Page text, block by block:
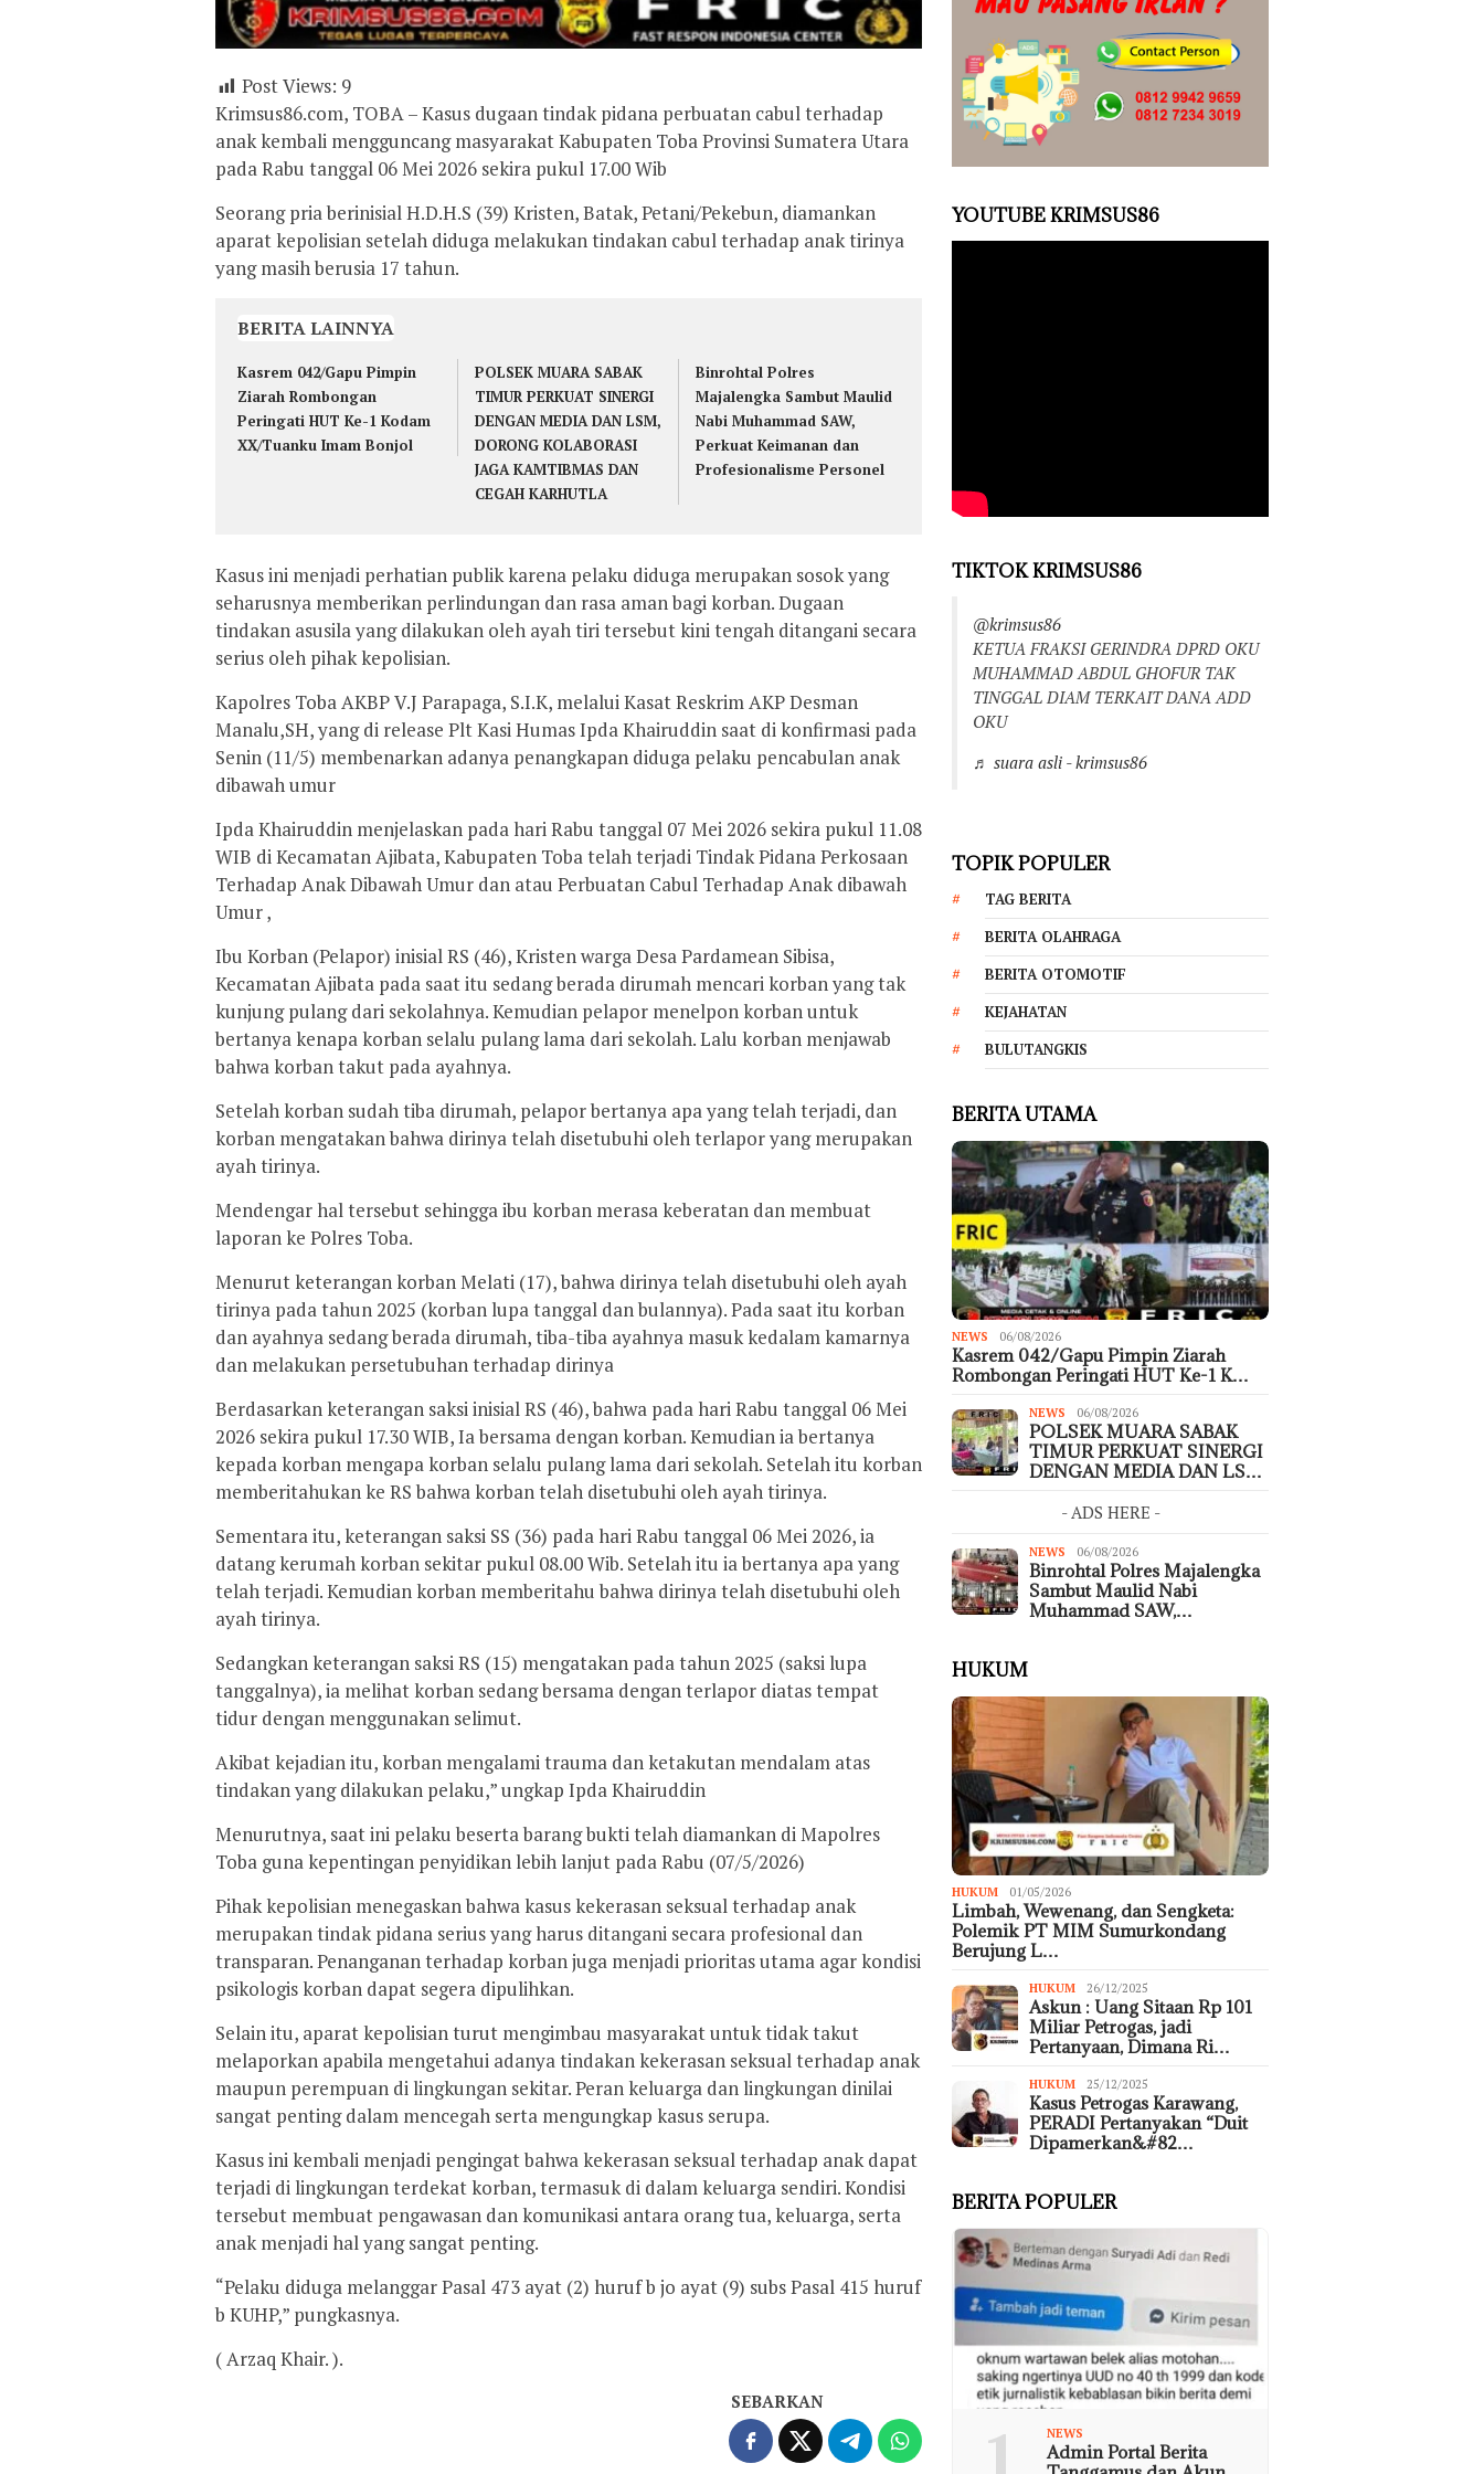
Post Views: 9
Krimsus86.com, TOBA – Kasus dugaan tindak pidana perbuatan cabul terhadap
anak kembali mengguncang masyarakat Kabupaten Toba Provinsi Sumatera Utara
pada Rabu tanggal 06 Mei 2026 sekira pukul 17.00 Wib
Seorang pria berinisial H.D.H.S (39) Kristen, Batak, Petani/Pekebun, diamankan
aparat kepolisian setelah diduga melakukan tindakan cabul terhadap anak tirinya
yang masih berusia 17 tahun.
BERITA LAINNYA
Kasrem 042/Gapu Pimpin
Ziarah Rombongan
Peringati HUT Ke-1 Kodam
XX/Tuanku Imam Bonjol
POLSEK MUARA SABAK
TIMUR PERKUAT SINERGI
DENGAN MEDIA DAN LSM,
DORONG KOLABORASI
JAGA KAMTIBMAS DAN
CEGAH KARHUTLA
Binrohtal Polres
Majalengka Sambut Maulid
Nabi Muhammad SAW,
Perkuat Keimanan dan
Profesionalisme Personel
Kasus ini menjadi perhatian publik karena pelaku diduga merupakan sosok yang
seharusnya memberikan perlindungan dan rasa aman bagi korban. Dugaan
tindakan asusila yang dilakukan oleh ayah tiri tersebut kini tengah ditangani secara
serius oleh pihak kepolisian.
Kapolres Toba AKBP V.J Parapaga, S.I.K, melalui Kasat Reskrim AKP Desman
Manalu,SH, yang di release Plt Kasi Humas Ipda Khairuddin saat di konfirmasi pada
Senin (11/5) membenarkan adanya penangkapan diduga pelaku pencabulan anak
dibawah umur
Ipda Khairuddin menjelaskan pada hari Rabu tanggal 07 Mei 2026 sekira pukul 11.08
WIB di Kecamatan Ajibata, Kabupaten Toba telah terjadi Tindak Pidana Perkosaan
Terhadap Anak Dibawah Umur dan atau Perbuatan Cabul Terhadap Anak dibawah
Umur ,
Ibu Korban (Pelapor) inisial RS (46), Kristen warga Desa Pardamean Sibisa,
Kecamatan Ajibata pada saat itu sedang berada dirumah mencari korban yang tak
kunjung pulang dari sekolahnya. Kemudian pelapor menelpon korban untuk
bertanya kenapa korban selalu pulang lama dari sekolah. Lalu korban menjawab
bahwa korban takut pada ayahnya.
Setelah korban sudah tiba dirumah, pelapor bertanya apa yang telah terjadi, dan
korban mengatakan bahwa dirinya telah disetubuhi oleh terlapor yang merupakan
ayah tirinya.
Mendengar hal tersebut sehingga ibu korban merasa keberatan dan membuat
laporan ke Polres Toba.
Menurut keterangan korban Melati (17), bahwa dirinya telah disetubuhi oleh ayah
tirinya pada tahun 2025 (korban lupa tanggal dan bulannya). Pada saat itu korban
dan ayahnya sedang berada dirumah, tiba-tiba ayahnya masuk kedalam kamarnya
dan melakukan persetubuhan terhadap dirinya
Berdasarkan keterangan saksi inisial RS (46), bahwa pada hari Rabu tanggal 06 Mei
2026 sekira pukul 17.30 WIB, Ia bersama dengan korban. Kemudian ia bertanya
kepada korban mengapa korban selalu pulang lama dari sekolah. Setelah itu korban
memberitahukan ke RS bahwa korban telah disetubuhi oleh ayah tirinya.
Sementara itu, keterangan saksi SS (36) pada hari Rabu tanggal 06 Mei 2026, ia
datang kerumah korban sekitar pukul 08.00 Wib. Setelah itu ia bertanya apa yang
telah terjadi. Kemudian korban memberitahu bahwa dirinya telah disetubuhi oleh
ayah tirinya.
Sedangkan keterangan saksi RS (15) mengatakan pada tahun 2025 (saksi lupa
tanggalnya), ia melihat korban sedang bersama dengan terlapor diatas tempat
tidur dengan menggunakan selimut.
Akibat kejadian itu, korban mengalami trauma dan ketakutan mendalam atas
tindakan yang dilakukan pelaku,” ungkap Ipda Khairuddin
Menurutnya, saat ini pelaku beserta barang bukti telah diamankan di Mapolres
Toba guna kepentingan penyidikan lebih lanjut pada Rabu (07/5/2026)
Pihak kepolisian menegaskan bahwa kasus kekerasan seksual terhadap anak
merupakan tindak pidana serius yang harus ditangani secara profesional dan
transparan. Penanganan terhadap korban juga menjadi prioritas utama agar kondisi
psikologis korban dapat segera dipulihkan.
Selain itu, aparat kepolisian turut mengimbau masyarakat untuk tidak takut
melaporkan apabila mengetahui adanya tindakan kekerasan seksual terhadap anak
maupun perempuan di lingkungan sekitar. Peran keluarga dan lingkungan dinilai
sangat penting dalam mencegah serta mengungkap kasus serupa.
Kasus ini kembali menjadi pengingat bahwa kekerasan seksual terhadap anak dapat
terjadi di lingkungan terdekat korban, termasuk di dalam keluarga sendiri. Kondisi
tersebut membuat pengawasan dan komunikasi antara orang tua, keluarga, serta
anak menjadi hal yang sangat penting.
“Pelaku diduga melanggar Pasal 473 ayat (2) huruf b jo ayat (9) subs Pasal 415 huruf
b KUHP,” pungkasnya.
( Arzaq Khair. ).
SEBARKAN
YOUTUBE KRIMSUS86
TIKTOK KRIMSUS86
@krimsus86
KETUA FRAKSI GERINDRA DPRD OKU
MUHAMMAD ABDUL GHOFUR TAK
TINGGAL DIAM TERKAIT DANA ADD
OKU
♬ suara asli - krimsus86
TOPIK POPULER
TAG BERITA
BERITA OLAHRAGA
BERITA OTOMOTIF
KEJAHATAN
BULUTANGKIS
BERITA UTAMA
NEWS 06/08/2026
Kasrem 042/Gapu Pimpin Ziarah
Rombongan Peringati HUT Ke-1 K…
NEWS 06/08/2026
POLSEK MUARA SABAK
TIMUR PERKUAT SINERGI
DENGAN MEDIA DAN LS…
- ADS HERE -
NEWS 06/08/2026
Binrohtal Polres Majalengka
Sambut Maulid Nabi
Muhammad SAW,…
HUKUM
HUKUM 01/05/2026
Limbah, Wewenang, dan Sengketa:
Polemik PT MIM Sumurkondang
Berujung L…
HUKUM 26/12/2025
Askun : Uang Sitaan Rp 101
Miliar Petrogas, jadi
Pertanyaan, Dimana Ri…
HUKUM 25/12/2025
Kasus Petrogas Karawang,
PERADI Pertanyakan “Duit
Dipamerkan&#82…
BERITA POPULER
NEWS
Admin Portal Berita